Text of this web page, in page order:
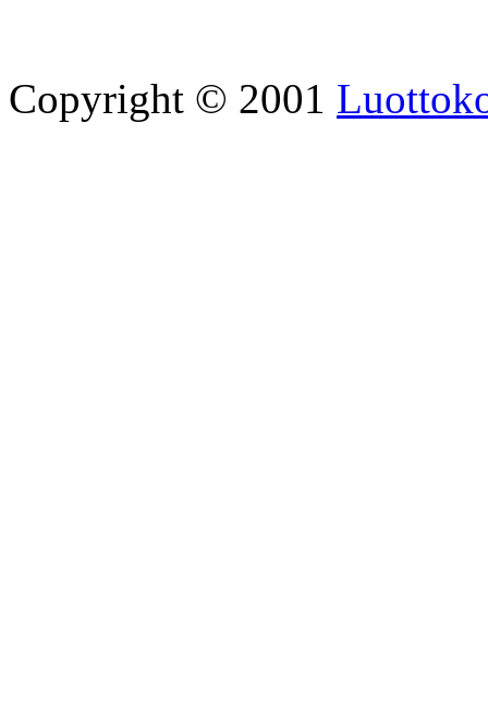
Copyright © 2001